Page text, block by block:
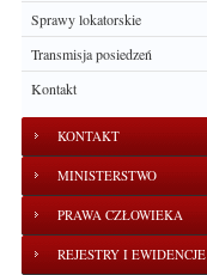
Sprawy lokatorskie
Transmisja posiedzeń
Kontakt
KONTAKT
MINISTERSTWO
PRAWA CZŁOWIEKA
REJESTRY I EWIDENCJE